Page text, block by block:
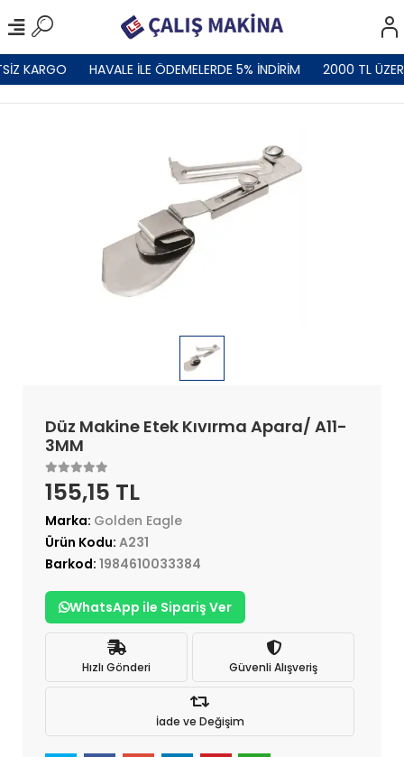
KARGO HAVALE İLE ÖDEMELERDE 5% İNDİRİM 2000 TL
Düz Makine Etek Kıvırma Apara/ A11-
3MM
155,15 TL
Marka: Golden Eagle
Ürün Kodu: A231
Barkod: 1984610033384
WhatsApp ile Sipariş Ver
Hızlı Gönderi Güvenli Alışveriş
İade ve Değişim